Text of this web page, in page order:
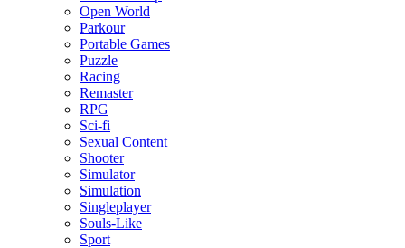
Open World
Parkour
Portable Games
Puzzle
Racing
Remaster
RPG
Sci-fi
Sexual Content
Shooter
Simulator
Simulation
Singleplayer
Souls-Like
Sport